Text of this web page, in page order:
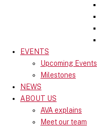
EVENTS
Upcoming Events
Milestones
NEWS
ABOUT US
AVA explains
Meet our team